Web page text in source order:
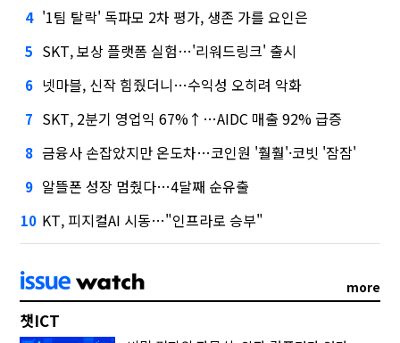
4 '1팀 탈락' 독파모 2차 평가, 생존 가를 요인은
5 SKT, 보상 플랫폼 실험…'리워드링크' 출시
6 넷마블, 신작 힘줬더니…수익성 오히려 악화
7 SKT, 2분기 영업익 67%↑…AIDC 매출 92% 급증
8 금융사 손잡았지만 온도차…코인원 '훨훨'·코빗 '잠잠'
9 알뜰폰 성장 멈췄다…4달째 순유출
10 KT, 피지컬AI 시동…"인프라로 승부"
more
챗ICT